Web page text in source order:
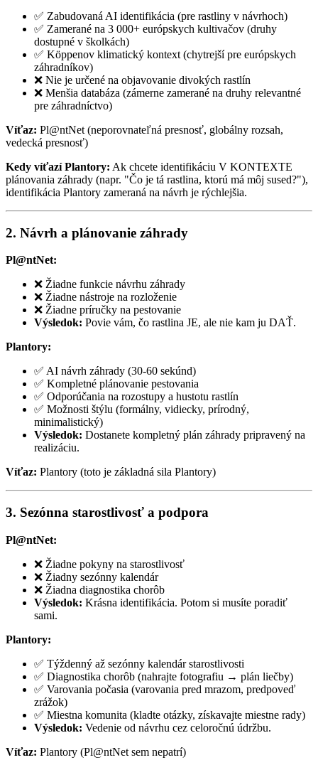
✅ Zabudovaná AI identifikácia (pre rastliny v návrhoch)
✅ Zamerané na 3 000+ európskych kultivačov (druhy
dostupné v školkách)
✅ Köppenov klimatický kontext (chytrejší pre európskych
záhradníkov)
❌ Nie je určené na objavovanie divokých rastlín
❌ Menšia databáza (zámerne zamerané na druhy relevantné
pre záhradníctvo)
Víťaz: Pl@ntNet (neporovnateľná presnosť, globálny rozsah,
vedecká presnosť)
Kedy víťazí Plantory: Ak chcete identifikáciu V KONTEXTE
plánovania záhrady (napr. "Čo je tá rastlina, ktorú má môj sused?"),
identifikácia Plantory zameraná na návrh je rýchlejšia.
2. Návrh a plánovanie záhrady
Pl@ntNet:
❌ Žiadne funkcie návrhu záhrady
❌ Žiadne nástroje na rozloženie
❌ Žiadne príručky na pestovanie
Výsledok: Povie vám, čo rastlina JE, ale nie kam ju DAŤ.
Plantory:
✅ AI návrh záhrady (30-60 sekúnd)
✅ Kompletné plánovanie pestovania
✅ Odporúčania na rozostupy a hustotu rastlín
✅ Možnosti štýlu (formálny, vidiecky, prírodný,
minimalistický)
Výsledok: Dostanete kompletný plán záhrady pripravený na
realizáciu.
Víťaz: Plantory (toto je základná sila Plantory)
3. Sezónna starostlivosť a podpora
Pl@ntNet:
❌ Žiadne pokyny na starostlivosť
❌ Žiadny sezónny kalendár
❌ Žiadna diagnostika chorôb
Výsledok: Krásna identifikácia. Potom si musíte poradiť
sami.
Plantory:
✅ Týždenný až sezónny kalendár starostlivosti
✅ Diagnostika chorôb (nahrajte fotografiu → plán liečby)
✅ Varovania počasia (varovania pred mrazom, predpoveď
zrážok)
✅ Miestna komunita (kladte otázky, získavajte miestne rady)
Výsledok: Vedenie od návrhu cez celoročnú údržbu.
Víťaz: Plantory (Pl@ntNet sem nepatrí)